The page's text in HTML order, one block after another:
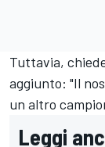
Tuttavia,
aggiunto: "Il
un altro
Leggi